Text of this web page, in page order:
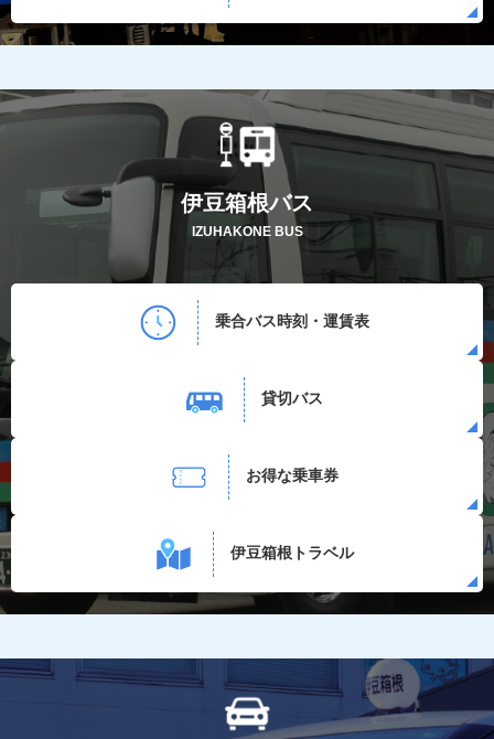
乗合バス時刻・運賃表
貸切バス
お得な乗車券
伊豆箱根トラベル
伊豆箱根バス
IZUHAKONE BUS